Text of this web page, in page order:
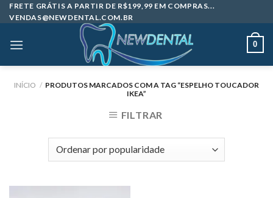
Skip
to
FRETE GRÁTIS A PARTIR DE R$199,99 EM COMPRAS...
VENDAS@NEWDENTAL.COM.BR
0
INÍCIO / PRODUTOS MARCADOS COM A TAG “ESPELHO TOUCADOR
IKEA”
FILTRAR